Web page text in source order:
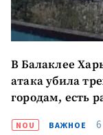
В Балаклее
атака убила
городам, есть
NOU ВАЖНОЕ